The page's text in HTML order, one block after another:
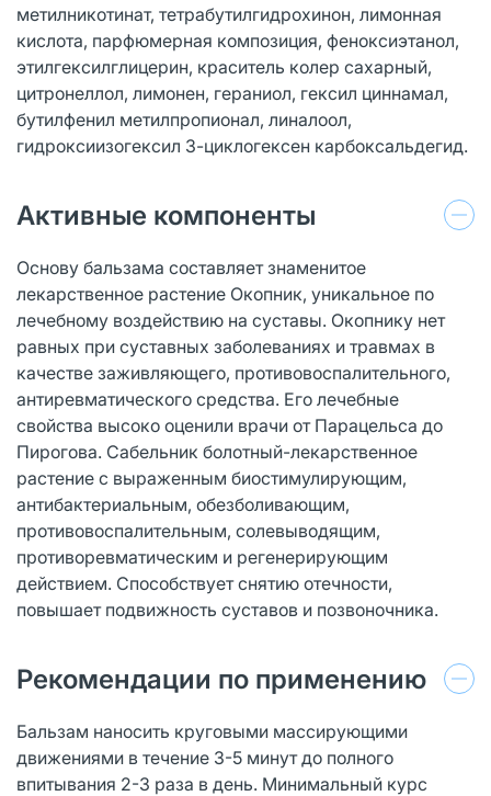
метилникотинат, тетрабутилгидрохинон, лимонная
кислота, парфюмерная композиция, феноксиэтанол,
этилгексилглицерин, краситель колер сахарный,
цитронеллол, лимонен, гераниол, гексил циннамал,
бутилфенил метилпропионал, линалоол,
гидроксиизогексил 3-циклогексен карбоксальдегид.
Активные компоненты
Основу бальзама составляет знаменитое
лекарственное растение Окопник, уникальное по
лечебному воздействию на суставы. Окопнику нет
равных при суставных заболеваниях и травмах в
качестве заживляющего, противовоспалительного,
антиревматического средства. Его лечебные
свойства высоко оценили врачи от Парацельса до
Пирогова. Сабельник болотный-лекарственное
растение с выраженным биостимулирующим,
антибактериальным, обезболивающим,
противовоспалительным, солевыводящим,
противоревматическим и регенерирующим
действием. Способствует снятию отечности,
повышает подвижность суставов и позвоночника.
Рекомендации по применению
Бальзам наносить круговыми массирующими
движениями в течение 3-5 минут до полного
впитывания 2-3 раза в день. Минимальный курс